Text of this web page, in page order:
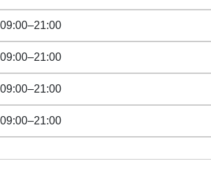
09:00–21:00
09:00–21:00
09:00–21:00
09:00–21:00